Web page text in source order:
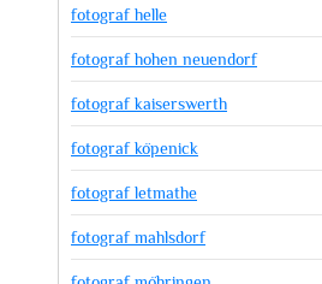
fotograf helle
fotograf hohen neuendorf
fotograf kaiserswerth
fotograf köpenick
fotograf letmathe
fotograf mahlsdorf